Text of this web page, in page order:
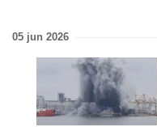
05 jun 2026